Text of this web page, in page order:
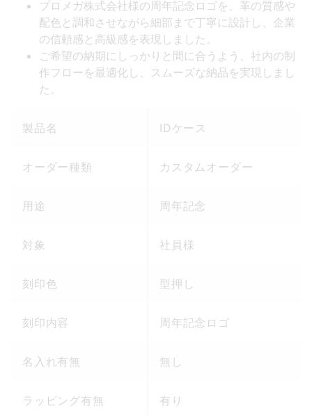
プロメガ株式会社様の周年記念ロゴを、革の質感や
配色と調和させながら細部まで丁寧に設計し、企業
の信頼感と高級感を表現しました。
ご希望の納期にしっかりと間に合うよう、社内の制
作フローを最適化し、スムーズな納品を実現しまし
た。
製品名 IDケース
オーダー種類 カスタムオーダー
用途 周年記念
対象 社員様
刻印色 型押し
刻印内容 周年記念ロゴ
名入れ有無 無し
ラッピング有無 有り